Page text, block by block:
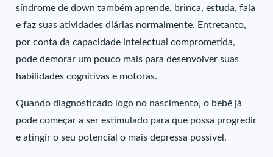
síndrome de down também aprende, brinca, estuda, fala
e faz suas atividades diárias normalmente. Entretanto,
por conta da capacidade intelectual comprometida,
pode demorar um pouco mais para desenvolver suas
habilidades cognitivas e motoras.
Quando diagnosticado logo no nascimento, o bebê já
pode começar a ser estimulado para que possa progredir
e atingir o seu potencial o mais depressa possível.